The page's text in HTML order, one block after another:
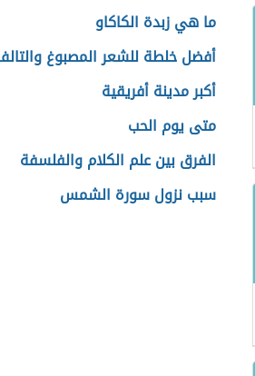
ما هي زبدة الكاكاو
أفضل خلطة للشعر المصبوغ
أكبر مدينة أفريقية
متى يوم الحب
الفرق بين علم الكلام والفلسفة
سبب نزول سورة الشمس